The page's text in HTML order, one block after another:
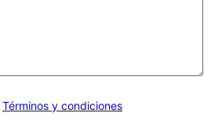
Términos y condiciones